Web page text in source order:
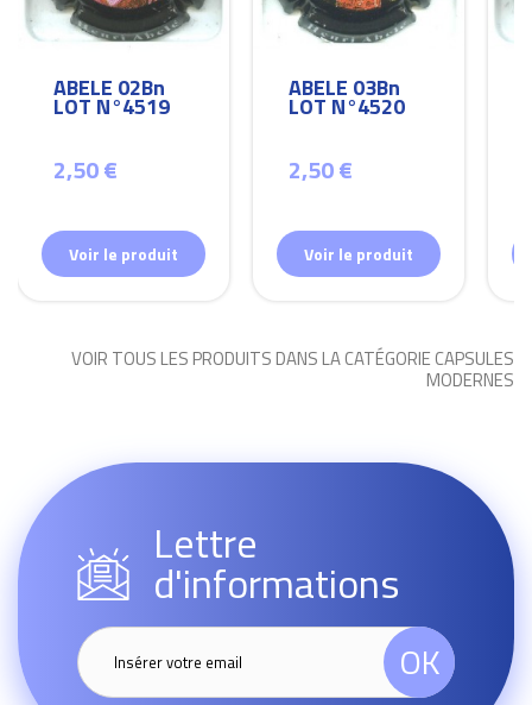
ABELE 02Bn
LOT N°4519
2,50 €
Voir le produit
ABELE 03Bn
LOT N°4520
2,50 €
Voir le produit
VOIR TOUS LES PRODUITS DANS LA CATÉGORIE CAPSULES
MODERNES
Lettre
d'informations
OK